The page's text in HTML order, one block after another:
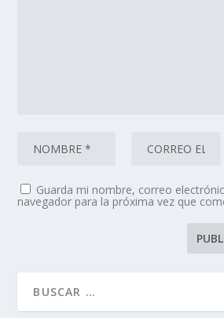
Guarda mi nombre, correo
navegador para la próxima vez que